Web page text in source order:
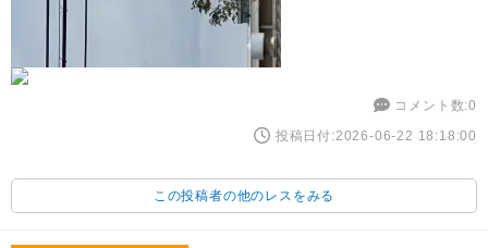
コメント数:0
投稿日付:2026-06-22 18:18:00
この投稿者の他のレスをみる